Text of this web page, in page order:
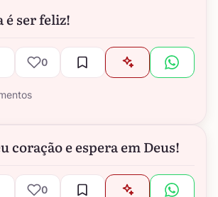
ser feliz!
0
coração e espera em Deus!
0